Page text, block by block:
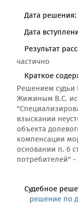
Дата решения:
Дата
Результат
частично
Краткое
Решением судьи
Жижиным В.С.
взыскании
объекта
компенсации
основании п. 6
потребителей" -
Судебное
решение по